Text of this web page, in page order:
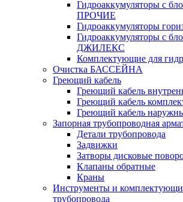
Гидроаккумуляторы с
ПРОЧИЕ
Гидроаккумуляторы
Гидроаккумуляторы с
ДЖИЛЕКС
Комплектующие для
Очистка БАССЕЙНА
Греющий кабель
Греющий кабель
Греющий кабель
Греющий кабель
Запорная трубопроводная
Детали трубопровода
Задвижки
Затворы дисковые
Клапаны обратные
Краны
Инструменты и
трубопровода